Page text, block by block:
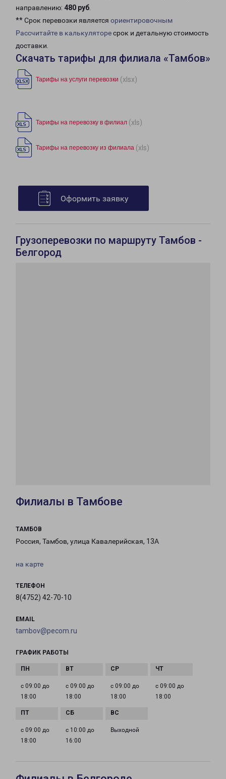
направлению: 480 руб.
** Срок перевозки является ориентировочным
Рассчитайте в калькуляторесрок и детальную стоимость
доставки.
Скачать тарифы для филиала «Тамбов»
Тарифы на услуги перевозки (xlsx)
Тарифы на перевозку в филиал (xls)
Тарифы на перевозку из филиала (xls)
Оформить заявку
Грузоперевозки по маршруту Тамбов -
Белгород
Филиалы в Тамбове
ТАМБОВ
Россия, Тамбов, улица Кавалерийская, 13А
на карте
ТЕЛЕФОН
8(4752) 42-70-10
EMAIL
tambov@pecom.ru
ГРАФИК РАБОТЫ
с 09:00 до
18:00
с 09:00 до
18:00
с 09:00 до
18:00
с 09:00 до
18:00
с 09:00 до
18:00
с 10:00 до
16:00
Выходной